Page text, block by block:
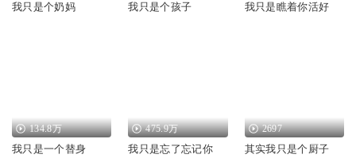
我只是个奶妈 我只是个孩子 我只是瞧着你活好
134.8万
我只是一个替身
475.9万
我只是忘了忘记你
2697
其实我只是个厨子